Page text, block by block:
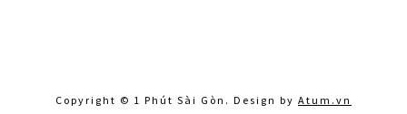
Copyright © 1 Phút Sài Gòn. Design by Atum.vn